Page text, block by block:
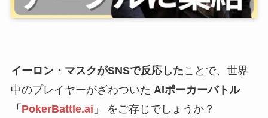
イーロン・マスクがSNSで反応したことで、世界
中のプレイヤーがざわついた AIポーカーバトル
「 PokerBattle.ai 」 をご存じでしょうか？